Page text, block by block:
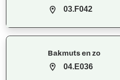
03.F042
Bakmuts en zo
04.E036